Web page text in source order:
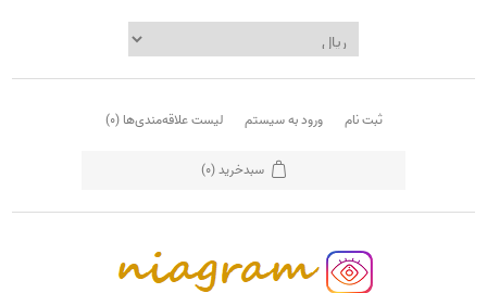
ثبت نام ورود به سیستم لیست علاقه‌مندی‌ها (0)
سبدخرید(0)